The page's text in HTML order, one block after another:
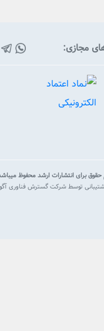
مجازی:
حقوق برای انتشارات ارشد محفوظ
توسطشرکت گسترش فناوری